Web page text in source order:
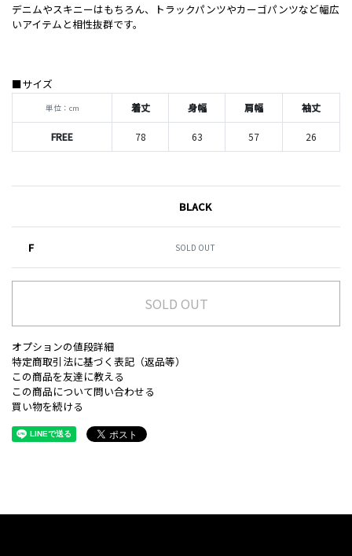
デニムやスキニーはもちろん、トラックパンツやカーゴパンツなど幅広
いアイテムと相性抜群です。
■サイズ
単位：cm 着丈 身幅 肩幅 袖丈
FREE 78 63 57 26
BLACK
F SOLD OUT
SOLD OUT
オプションの値段詳細
特定商取引法に基づく表記（返品等）
この商品を友達に教える
この商品について問い合わせる
買い物を続ける